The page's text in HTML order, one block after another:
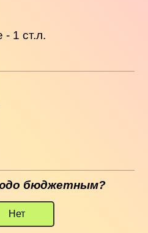
- 1 ст.л.
бюджетным?
Нет